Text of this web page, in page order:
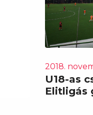
2018.
U18-as
Elitligás